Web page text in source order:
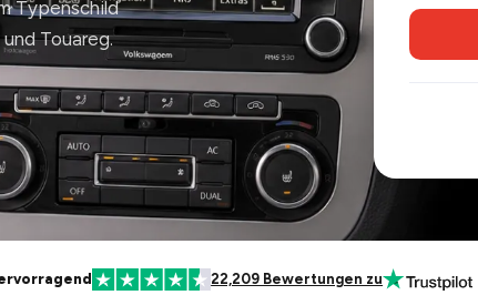
Typenschild
Touareg.
22,209 Bewertungen zu